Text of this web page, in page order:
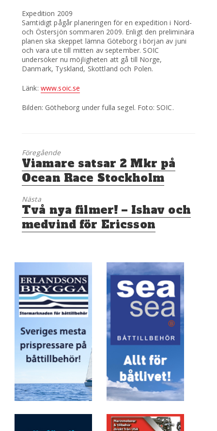
Expedition 2009
Samtidigt pågår planeringen för en expedition i Nord-
och Östersjön sommaren 2009. Enligt den preliminära
planen ska skeppet lämna Göteborg i början av juni
och vara ute till mitten av september. SOIC
undersöker nu möjligheten att gå till Norge,
Danmark, Tyskland, Skottland och Polen.
Länk: www.soic.se
Bilden: Götheborg under fulla segel. Foto: SOIC.
Föregående
Föregående
inlägg:
Viamare satsar 2 Mkr på
Ocean Race Stockholm
Nästa
Nästa
inlägg:
Två nya filmer! – Ishav och
medvind för Ericsson